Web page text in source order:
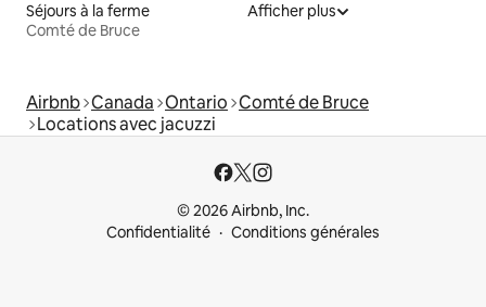
Séjours à la ferme
Comté de Bruce
Afficher plus
Airbnb Canada Ontario Comté de Bruce
Locations avec jacuzzi
© 2026 Airbnb, Inc.
Confidentialité
Conditions générales